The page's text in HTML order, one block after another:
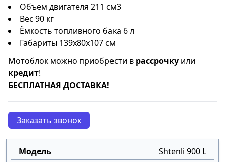
Объем двигателя 211 см3
Вес 90 кг
Ёмкость топливного бака 6 л
Габариты 139x80x107 см
Мотоблок можно приобрести в рассрочку или
кредит!
БЕСПЛАТНАЯ ДОСТАВКА!
Заказать звонок
Shtenli 900 L